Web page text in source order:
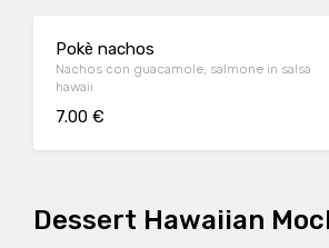
Pokè nachos
Nachos con guacamole, salmone in salsa
hawaii
7.00 €
Dessert Hawaiian